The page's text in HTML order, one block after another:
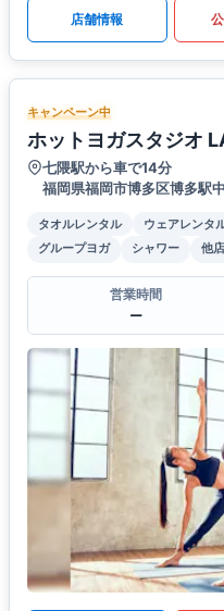
店舗情報
キャンペーン中
ホットヨガスタジオ
七隈駅から車で14分
福岡県福岡市博多区博多駅
タオルレンタル ウェアレンタ
グループヨガ
シャワー 他
営業時間
ー